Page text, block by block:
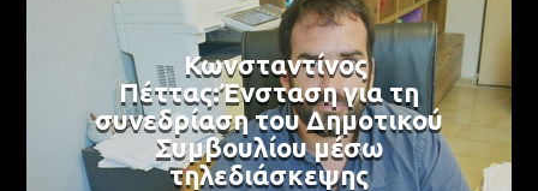
Κωνσταντίνος
Πέττας:Ένσταση για τη
συνεδρίαση του Δημοτικού
Συμβουλίου μέσω
τηλεδιάσκεψης